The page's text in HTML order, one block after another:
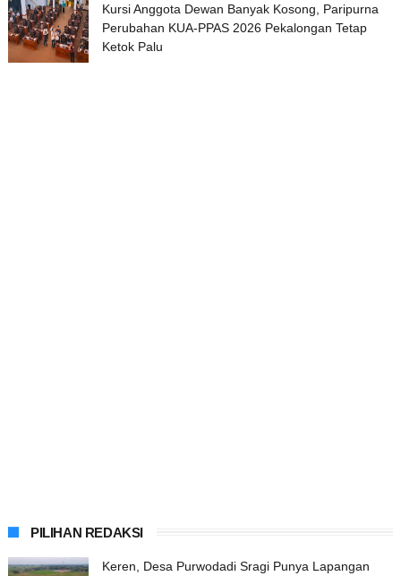
Kursi Anggota Dewan Banyak Kosong, Paripurna
Perubahan KUA-PPAS 2026 Pekalongan Tetap
Ketok Palu
PILIHAN REDAKSI
Keren, Desa Purwodadi Sragi Punya Lapangan